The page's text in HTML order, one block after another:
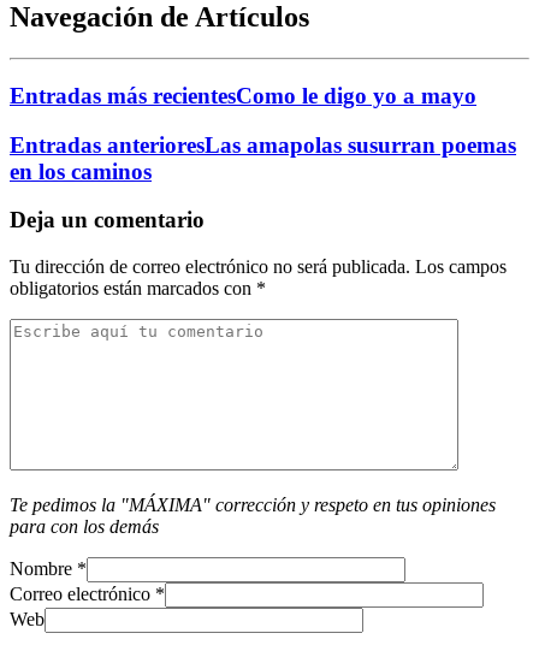
Navegación de Artículos
Entradas más recientesComo le digo yo a mayo
Entradas anterioresLas amapolas susurran poemas
en los caminos
Deja un comentario
Tu dirección de correo electrónico no será publicada. Los campos
obligatorios están marcados con *
Te pedimos la "MÁXIMA" corrección y respeto en tus opiniones
para con los demás
Nombre *
Correo electrónico *
Web